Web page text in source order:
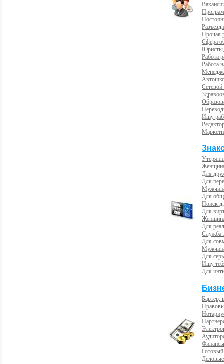
Прочая
Сфера
Юристы,
Работа
Работа
Сетевой
Ищу
Для
Для
Для
Поиск
Для
Для
Служба
Для
Для
Ищу
Для
Бартер,
Готовый